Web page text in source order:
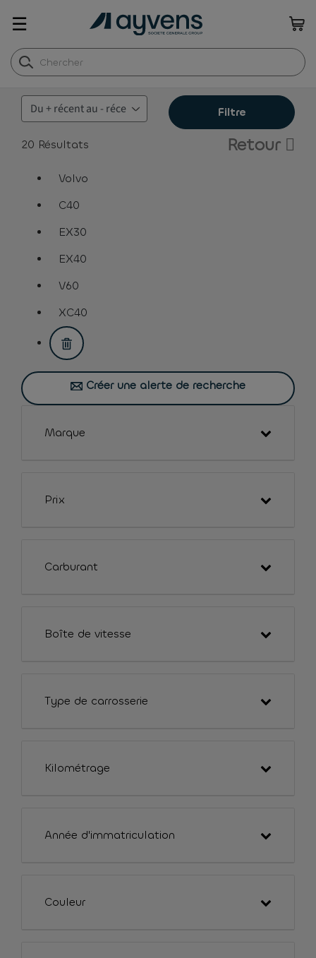
☰
Filtre
20 Résultats Retour
Volvo
C40
EX30
EX40
V60
XC40
assistive.text.remove.filter.button
Créer une alerte de recherche
Marque
Prix
Carburant
Boîte de vitesse
Type de carrosserie
Kilométrage
Année d'immatriculation
Couleur